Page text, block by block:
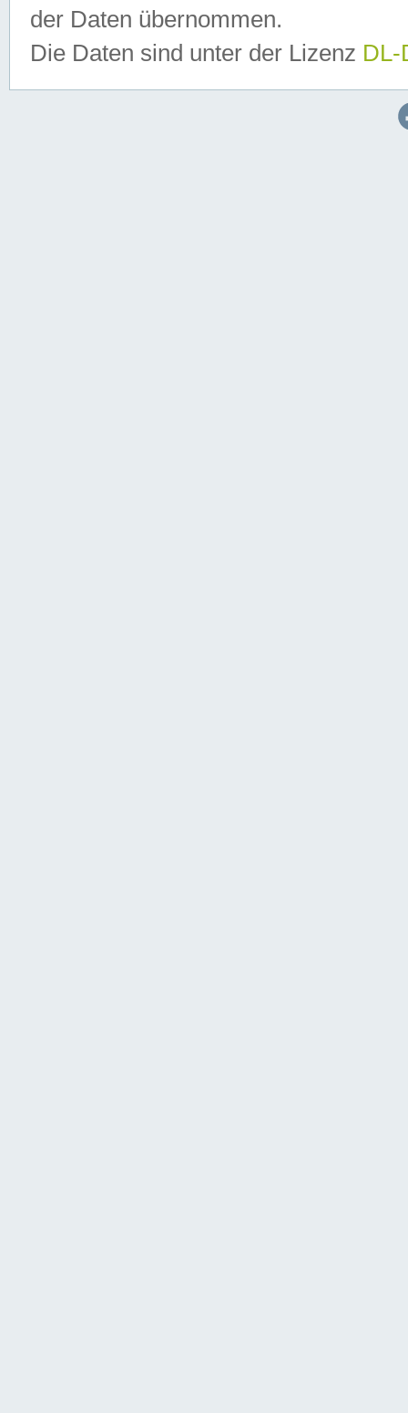
der Daten übernommen.
Die Daten sind unter der Lizenz